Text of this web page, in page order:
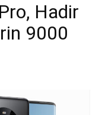
Hadir
9000